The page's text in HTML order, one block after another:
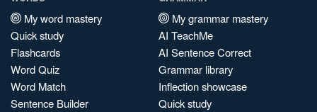
My word mastery
Quick study
Flashcards
Word Quiz
Word Match
Sentence Builder
My grammar mastery
AI TeachMe
AI Sentence Correct
Grammar library
Inflection showcase
Quick study